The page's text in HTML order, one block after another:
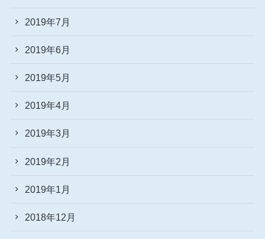
2019年7月
2019年6月
2019年5月
2019年4月
2019年3月
2019年2月
2019年1月
2018年12月